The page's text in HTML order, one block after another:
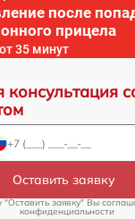
после
прицела
35 минут
консультация
Оставить заявку
заявку" Вы
конфиденциальности